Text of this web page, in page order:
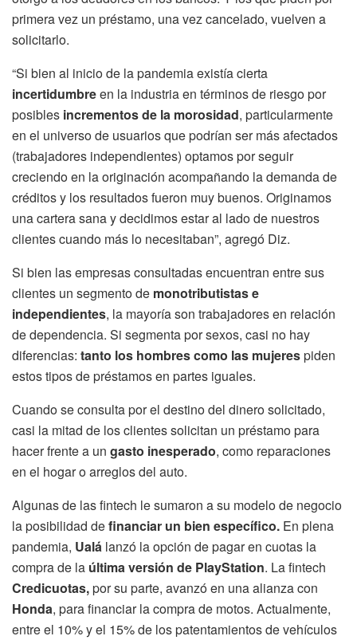
primera vez un préstamo, una vez cancelado, vuelven a
solicitarlo.
“Si bien al inicio de la pandemia existía cierta
incertidumbreen la industria en términos de riesgo por
posibles incrementos de la morosidad, particularmente
en el universo de usuarios que podrían ser más afectados
(trabajadores independientes) optamos por seguir
creciendo en la originación acompañando la demanda de
créditos y los resultados fueron muy buenos. Originamos
una cartera sana y decidimos estar al lado de nuestros
clientes cuando más lo necesitaban”, agregó Diz.
Si bien las empresas consultadas encuentran entre sus
clientes un segmento de monotributistas e
independientes, la mayoría son trabajadores en relación
de dependencia. Si segmenta por sexos, casi no hay
diferencias: tanto los hombres como las mujerespiden
estos tipos de préstamos en partes iguales.
Cuando se consulta por el destino del dinero solicitado,
casi la mitad de los clientes solicitan un préstamo para
hacer frente a un gasto inesperado, como reparaciones
en el hogar o arreglos del auto.
Algunas de las fintech le sumaron a su modelo de negocio
la posibilidad definanciar un bien específico. En plena
pandemia, Ualá lanzó la opción de pagar en cuotas la
compra de la última versión de PlayStation. La fintech
Credicuotas,por su parte, avanzó en una alianza con
Honda, para financiar la compra de motos. Actualmente,
entre el 10% y el 15% de los patentamientos de vehículos